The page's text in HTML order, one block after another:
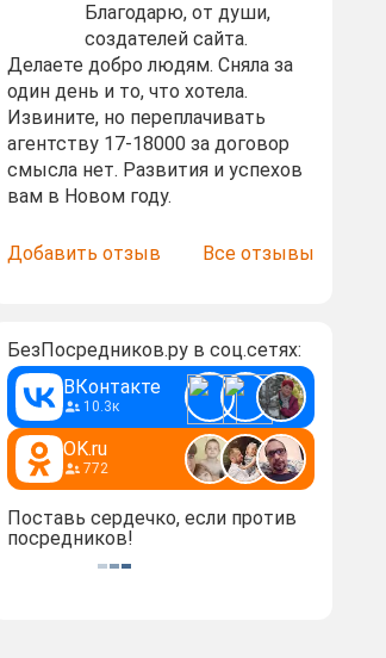
Благодарю, от души,
создателей сайта.
Делаете добро людям. Сняла за
один день и то, что хотела.
Извините, но переплачивать
агентству 17-18000 за договор
смысла нет. Развития и успехов
вам в Новом году.
Добавить отзыв Все отзывы
БезПосредников.ру в соц.сетях:
ВКонтакте
10.3к
OK.ru
772
Поставь сердечко, если против
посредников!